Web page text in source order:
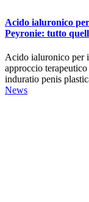
Acido ialuronico
Peyronie: tutto
Acido ialuronico per
approccio
induratio penis
News